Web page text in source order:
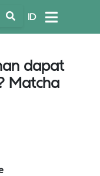
ID
dapat
Matcha